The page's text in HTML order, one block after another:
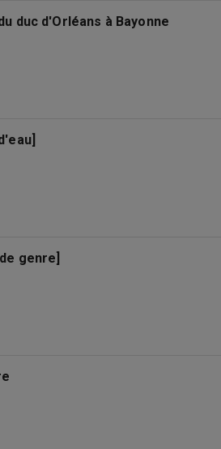
duc d'Orléans à Bayonne
genre]